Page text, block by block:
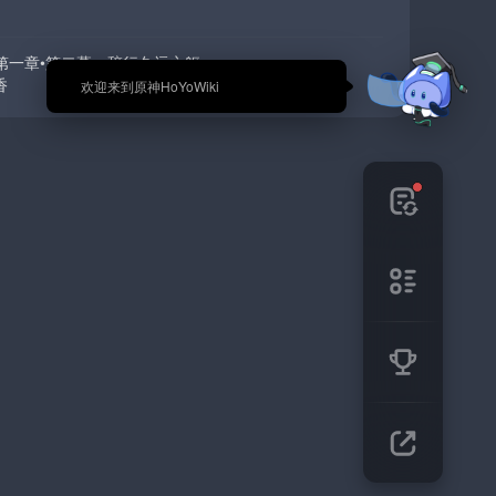
🎉 欢迎来到原神HoYoWiki
一章•第二幕：辞行久远之躯